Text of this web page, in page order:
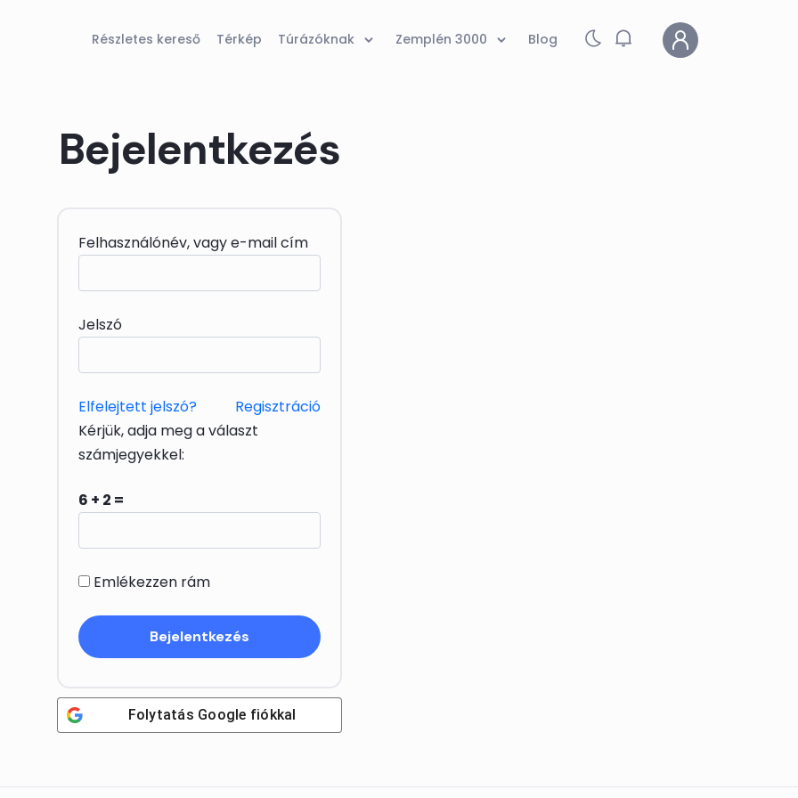
Részletes kereső Térkép Túrázóknak Zemplén 3000 Blog
Bejelentkezés
Felhasználónév, vagy e-mail cím
Jelszó
Elfelejtett jelszó?
Regisztráció
Kérjük, adja meg a választ
számjegyekkel:
6 + 2 =
Emlékezzen rám
Folytatás Google fiókkal